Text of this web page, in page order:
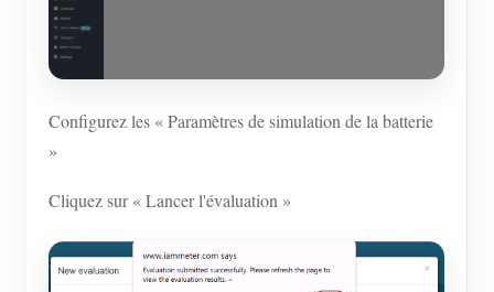
Configurez les « Paramètres de simulation de la batterie
»
Cliquez sur « Lancer l'évaluation »